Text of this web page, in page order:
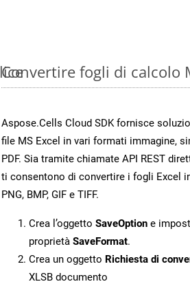
Convertire fogli di calcolo
Aspose.Cells Cloud SDK fornisce
file MS Excel in vari formati immagine,
PDF. Sia tramite chiamate API REST
ti consentono di convertire i fogli Excel
PNG, BMP, GIF e TIFF.
Crea l’oggetto SaveOption e
proprietà SaveFormat.
Crea un oggetto Richiesta di
XLSB documento